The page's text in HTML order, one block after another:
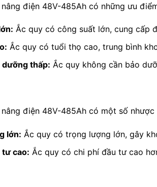
điện 48V-485Ah có những ưu
Ắc quy có công suất lớn, cung cấp
Ắc quy có tuổi thọ cao, trung bình
dưỡng thấp: Ắc quy không cần bảo
điện 48V-485Ah có một số nhược
lớn: Ắc quy có trọng lượng lớn, gây
tư cao: Ắc quy có chi phí đầu tư cao